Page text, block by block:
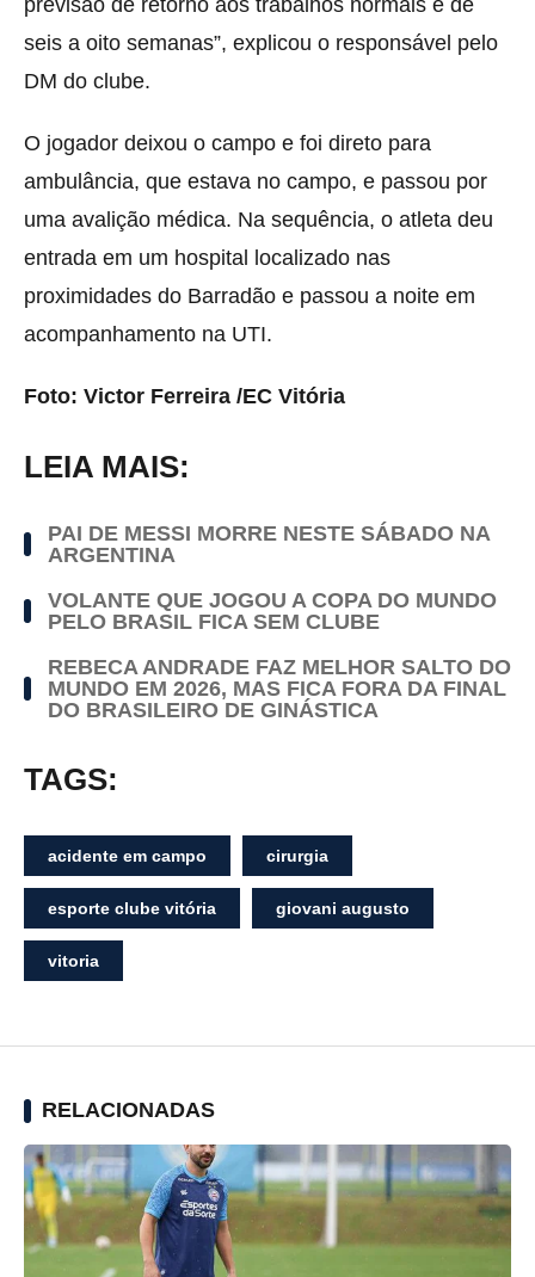
previsão de retorno aos trabalhos normais é de
seis a oito semanas”, explicou o responsável pelo
DM do clube.
O jogador deixou o campo e foi direto para
ambulância, que estava no campo, e passou por
uma avalição médica. Na sequência, o atleta deu
entrada em um hospital localizado nas
proximidades do Barradão e passou a noite em
acompanhamento na UTI.
Foto: Victor Ferreira /EC Vitória
LEIA MAIS:
PAI DE MESSI MORRE NESTE SÁBADO NA
ARGENTINA
VOLANTE QUE JOGOU A COPA DO MUNDO
PELO BRASIL FICA SEM CLUBE
REBECA ANDRADE FAZ MELHOR SALTO DO
MUNDO EM 2026, MAS FICA FORA DA FINAL
DO BRASILEIRO DE GINÁSTICA
TAGS:
acidente em campo cirurgia
esporte clube vitória giovani augusto
vitoria
RELACIONADAS